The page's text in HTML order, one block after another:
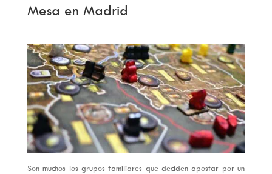
Mesa en Madrid
Son muchos los grupos familiares que deciden apostar por un